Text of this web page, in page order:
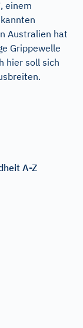
einem
Australien hat
Grippewelle
hier soll sich
A-Z